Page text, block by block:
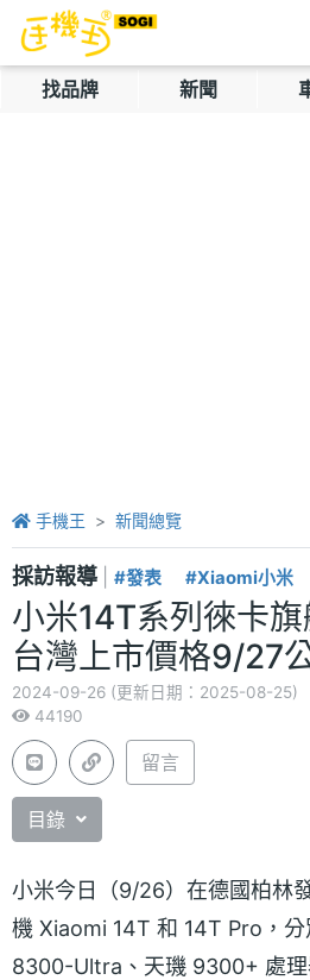
找品牌 新聞
手機王 新聞總覽
採訪報導 #發表 #Xiaomi小米
小米14T系列徠卡旗
台灣上市價格9/27
2024-09-26 (更新日期：2025-08-25)
44190
留言
目錄
小米今日（9/26）在德國柏林
機 Xiaomi 14T 和 14T Pro，
8300-Ultra、天璣 9300+ 處